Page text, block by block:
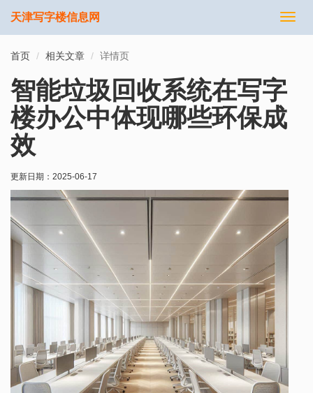
切
天津写字楼信息网
首页 相关文章 详情页
智能垃圾回收系统在写字
楼办公中体现哪些环保成
效
更新日期： 2025-06-17